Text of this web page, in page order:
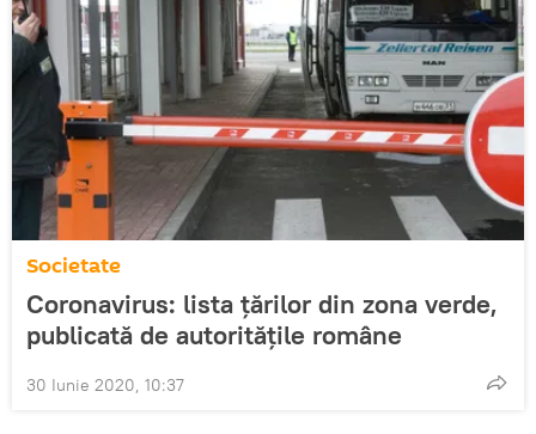
Societate
Coronavirus: lista țărilor din zona verde,
publicată de autoritățile române
30 Iunie 2020, 10:37